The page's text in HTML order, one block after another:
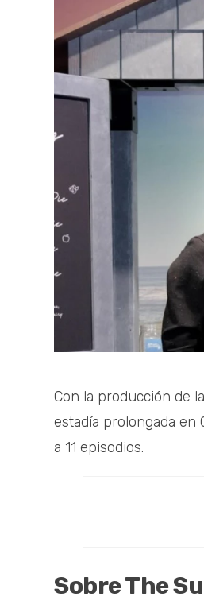
Con la producción de
estadía prolongada en
a 11 episodios.
Sobre The